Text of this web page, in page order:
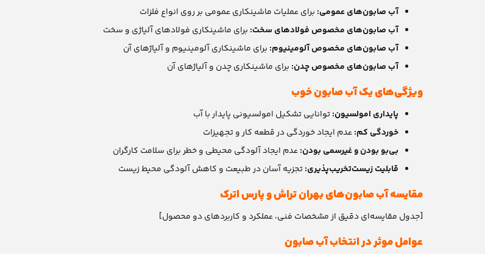
آب صابون‌های عمومی: برای عملیات ماشینکاری عمومی بر روی انواع فلزات
آب صابون‌های مخصوص فولادهای سخت: برای ماشینکاری فولادهای آلیاژی و سخت
آب صابون‌های مخصوص آلومینیوم: برای ماشینکاری آلومینیوم و آلیاژهای آن
آب صابون‌های مخصوص چدن: برای ماشینکاری چدن و آلیاژهای آن
ویژگی‌های یک آب صابون خوب
پایداری امولسیون:توانایی تشکیل امولسیونی پایدار با آب
خوردگی کم:عدم ایجاد خوردگی در قطعه کار و تجهیزات
بی‌بو بودن و غیرسمی بودن:عدم ایجاد آلودگی محیطی و خطر برای سلامت کارگران
قابلیت زیست‌تخریب‌پذیری:تجزیه آسان در طبیعت و کاهش آلودگی محیط زیست
مقایسه آب صابون‌های بهران تراش و پارس اترک
[جدول مقایسه‌ای دقیق از مشخصات فنی، عملکرد و کاربردهای دو محصول]
عوامل موثر در انتخاب آب صابون